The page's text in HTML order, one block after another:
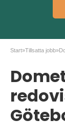
Start»Tillsatta jobb»